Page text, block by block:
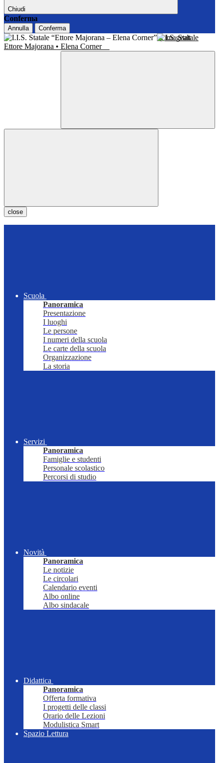
Chiudi
Conferma
Annulla Conferma
I.I.S. Statale
Ettore Majorana • Elena Corner
close
Scuola
Panoramica
Presentazione
I luoghi
Le persone
I numeri della scuola
Le carte della scuola
Organizzazione
La storia
Servizi
Panoramica
Famiglie e studenti
Personale scolastico
Percorsi di studio
Novità
Panoramica
Le notizie
Le circolari
Calendario eventi
Albo online
Albo sindacale
Didattica
Panoramica
Offerta formativa
I progetti delle classi
Orario delle Lezioni
Modulistica Smart
Spazio Lettura